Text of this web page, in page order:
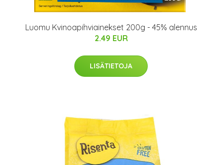
Luomu Kvinoapihviainekset 200g - 45% alennus
2.49 EUR
LISÄTIETOJA